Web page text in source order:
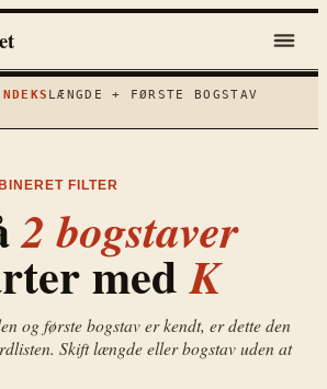
LÆNGDE + FØRSTE BOGSTAV
FILTER
2 bogstaver
medK
og første bogstav er kendt, er dette den
Skift længde eller bogstav uden at